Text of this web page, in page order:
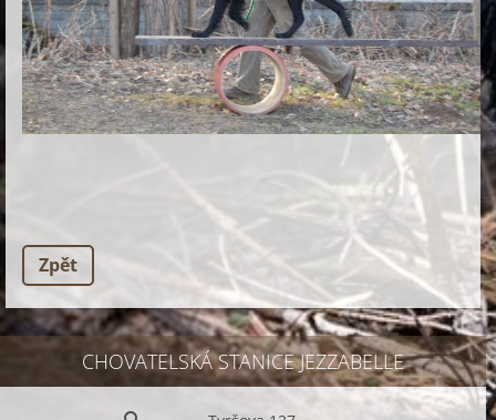
Zpět
CHOVATELSKÁ STANICE JEZZABELLE